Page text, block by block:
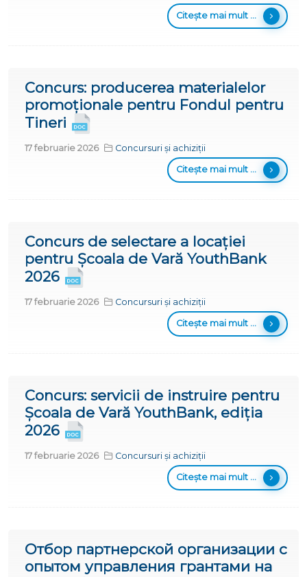
Citește mai mult ...
Concurs: producerea materialelor
promoționale pentru Fondul pentru
Tineri
17 februarie 2026 Concursuri și achiziții
Citește mai mult ...
Concurs de selectare a locației
pentru Școala de Vară YouthBank
2026
17 februarie 2026 Concursuri și achiziții
Citește mai mult ...
Concurs: servicii de instruire pentru
Școala de Vară YouthBank, ediția
2026
17 februarie 2026 Concursuri și achiziții
Citește mai mult ...
Отбор партнерской организации с
опытом управления грантами на